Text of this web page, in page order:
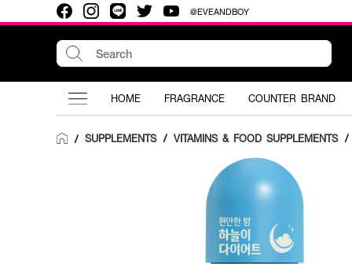
@EVEANDBOY
HOME FRAGRANCE COUNTER BRAND
/ SUPPLEMENTS / VITAMINS & FOOD SUPPLEMENTS /